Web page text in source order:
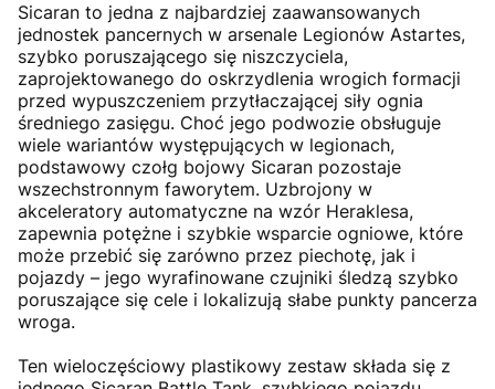
Sicaran to jedna z najbardziej zaawansowanych
jednostek pancernych w arsenale Legionów Astartes,
szybko poruszającego się niszczyciela,
zaprojektowanego do oskrzydlenia wrogich formacji
przed wypuszczeniem przytłaczającej siły ognia
średniego zasięgu. Choć jego podwozie obsługuje
wiele wariantów występujących w legionach,
podstawowy czołg bojowy Sicaran pozostaje
wszechstronnym faworytem. Uzbrojony w
akceleratory automatyczne na wzór Heraklesa,
zapewnia potężne i szybkie wsparcie ogniowe, które
może przebić się zarówno przez piechotę, jak i
pojazdy – jego wyrafinowane czujniki śledzą szybko
poruszające się cele i lokalizują słabe punkty pancerza
wroga.
Ten wieloczęściowy plastikowy zestaw składa się z